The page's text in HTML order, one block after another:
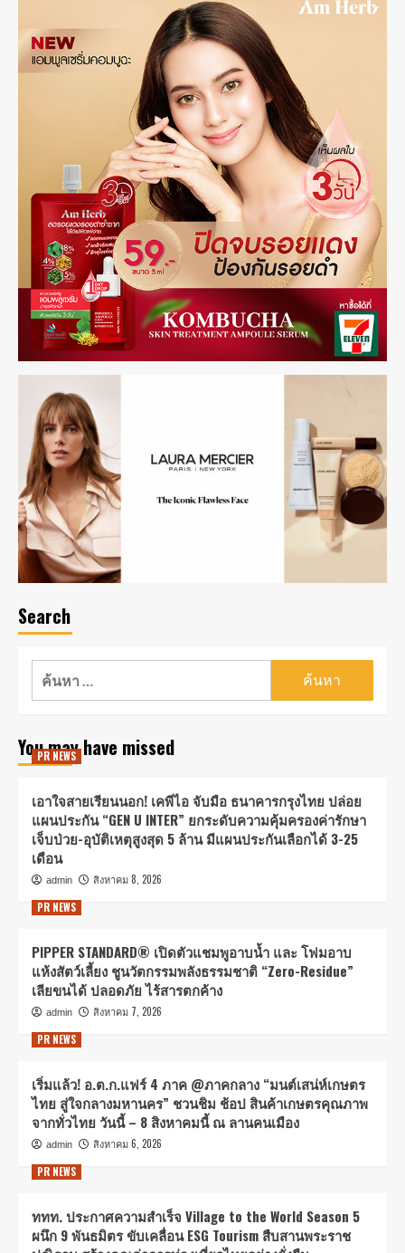
Search
You may have missed
PR NEWS
เอาใจสายเรียนนอก! เคพีไอ จับมือ ธนาคารกรุงไทย ปล่อย
แผนประกัน “GEN U INTER” ยกระดับความคุ้มครองค่ารักษา
เจ็บป่วย-อุบัติเหตุสูงสุด 5 ล้าน มีแผนประกันเลือกได้ 3-25
เดือน
admin
สิงหาคม 8, 2026
PR NEWS
PIPPER STANDARD® เปิดตัวแชมพูอาบน้ำ และ โฟมอาบ
แห้งสัตว์เลี้ยง ชูนวัตกรรมพลังธรรมชาติ “Zero-Residue”
เลียขนได้ ปลอดภัย ไร้สารตกค้าง
admin
สิงหาคม 7, 2026
PR NEWS
เริ่มแล้ว! อ.ต.ก.แฟร์ 4 ภาค @ภาคกลาง “มนต์เสน่ห์เกษตร
ไทย สู่ใจกลางมหานคร” ชวนชิม ช้อป สินค้าเกษตรคุณภาพ
จากทั่วไทย วันนี้ – 8 สิงหาคมนี้ ณ ลานคนเมือง
admin
สิงหาคม 6, 2026
PR NEWS
ททท. ประกาศความสำเร็จ Village to the World Season 5
ผนึก 9 พันธมิตร ขับเคลื่อน ESG Tourism สืบสานพระราช